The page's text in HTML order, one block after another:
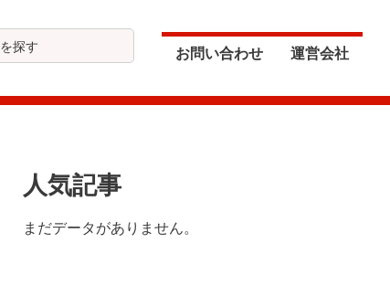
お問い合わせ 運営会社
最
の
人気記事
まだデータがありません。